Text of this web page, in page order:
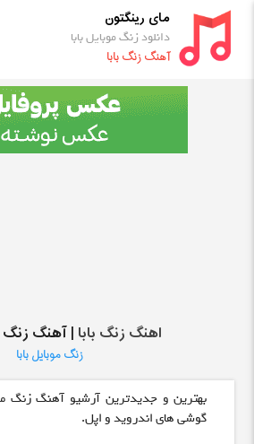
مای رینگتون
دانلود زنگ موبایل بابا
آهنگ زنگ بابا
اهنگ زنگ بابا | آهنگ زنگ
زنگ موبایل بابا
بهترین و جدیدترین آرشیو آهنگ زنگ
گوشی های اندروید و اپل.